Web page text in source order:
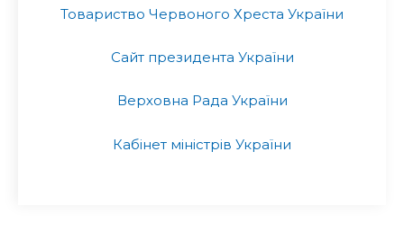
Товариство Червоного Хреста України
Сайт президента України
Верховна Рада України
Кабінет міністрів України